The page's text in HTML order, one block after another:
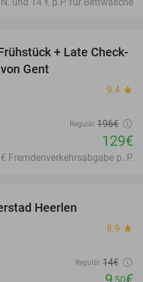
34%
+ Late Check-
Gent
9.4 star
Regulär 196€
129€
Fremdenverkehrsabgabe p. P.
Heerlen
8.9 star
Regulär 14€